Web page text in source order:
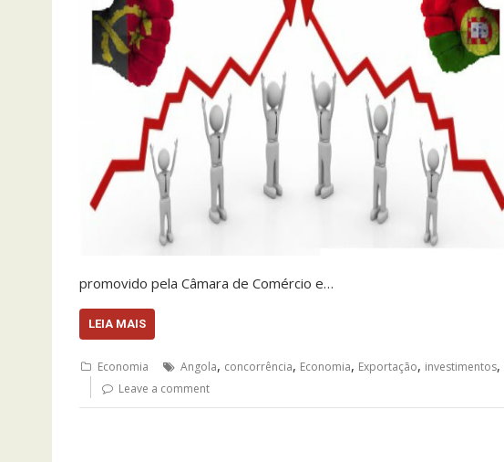
promovido pela Câmara de Comércio e…
LEIA MAIS
Economia Angola, concorrência, Economia, Exportação, investimentos,
Leave a comment